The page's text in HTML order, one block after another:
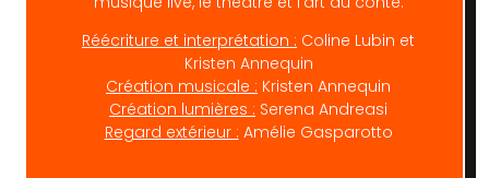
Réécriture et interprétation : Coline Lubin et
Kristen Annequin
Création musicale : Kristen Annequin
Création lumières : Serena Andreasi
Regard extérieur : Amélie Gasparotto